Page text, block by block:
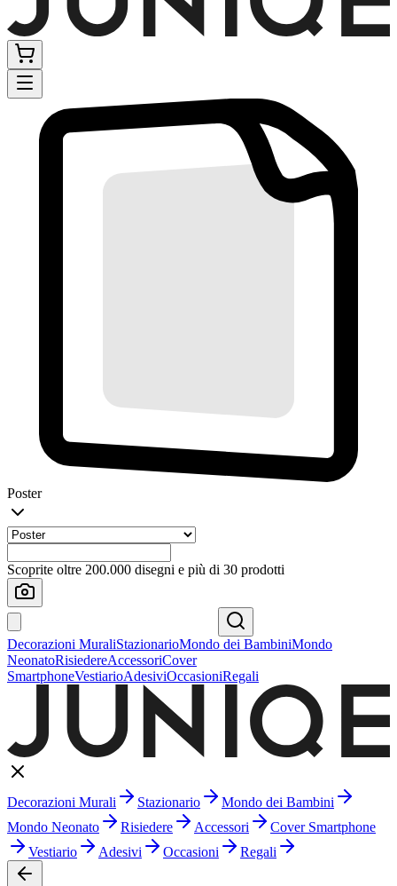
Poster
Scoprite oltre 200.000 disegni e più di 30 prodotti
Decorazioni MuraliStazionarioMondo dei BambiniMondo
NeonatoRisiedereAccessoriCover
SmartphoneVestiarioAdesiviOccasioniRegali
Decorazioni Murali Stazionario
Mondo dei Bambini
Mondo Neonato
Risiedere Accessori
Cover Smartphone
Vestiario
Adesivi Occasioni Regali